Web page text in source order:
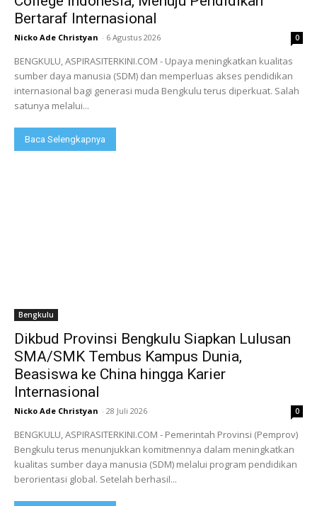
Bertaraf Internasional
Nicko Ade Christyan - 6 Agustus 2026 0
BENGKULU, ASPIRASITERKINI.COM - Upaya meningkatkan kualitas
sumber daya manusia (SDM) dan memperluas akses pendidikan
internasional bagi generasi muda Bengkulu terus diperkuat. Salah
satunya melalui...
Baca Selengkapnya
Bengkulu
Dikbud Provinsi Bengkulu Siapkan Lulusan
SMA/SMK Tembus Kampus Dunia,
Beasiswa ke China hingga Karier
Internasional
Nicko Ade Christyan - 28 Juli 2026 0
BENGKULU, ASPIRASITERKINI.COM - Pemerintah Provinsi (Pemprov)
Bengkulu terus menunjukkan komitmennya dalam meningkatkan
kualitas sumber daya manusia (SDM) melalui program pendidikan
berorientasi global. Setelah berhasil...